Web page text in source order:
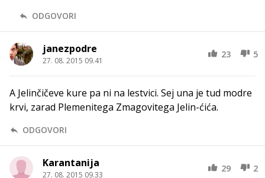
ODGOVORI
janezpodre
27. 08. 2015 09.41
23 5
A Jelinčičeve kure pa ni na lestvici. Sej una je tud modre
krvi, zarad Plemenitega Zmagovitega Jelin-ćića.
ODGOVORI
Karantanija
27. 08. 2015 09.33
29 2